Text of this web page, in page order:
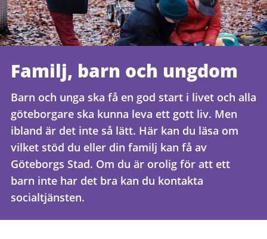
Familj, barn och ungdom
Barn och unga ska få en god start i livet och alla
göteborgare ska kunna leva ett gott liv. Men
ibland är det inte så lätt. Här kan du läsa om
vilket stöd du eller din familj kan få av
Göteborgs Stad. Om du är orolig för att ett
barn inte har det bra kan du kontakta
socialtjänsten.